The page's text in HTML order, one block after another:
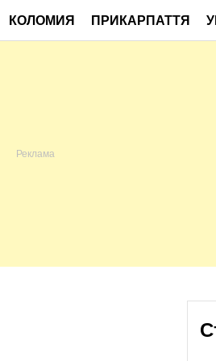
КОЛОМИЯ ПРИКАРПАТТЯ